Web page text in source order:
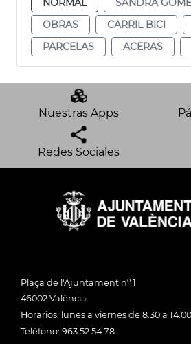
OBRAS
CARRIL BICI
PARCELAS
ACERAS
Nuestras Apps
Redes Sociales
Plaça de l'Ajuntament nº 1
46002 València
Horarios: lunes a viernes de 8:30 a
Teléfono: 963 52 54 78